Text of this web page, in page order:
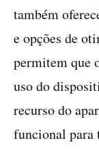
também
e opções de
permitem que
uso do
recurso do
funcional para